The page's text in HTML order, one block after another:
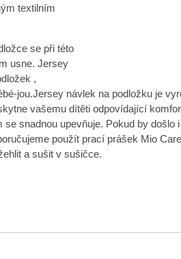
textilním
se při této
usne. Jersey
,
jou.Jersey návlek na podložku je
vašemu dítěti odpovídající
snadnou upevňuje. Pokud by došlo
použít prací prášek Mio
a sušit v sušičce.